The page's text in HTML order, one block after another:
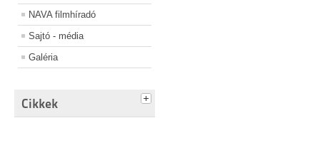
NAVA filmhíradó
Sajtó - média
Galéria
Cikkek